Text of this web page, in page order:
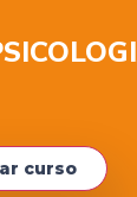
curso